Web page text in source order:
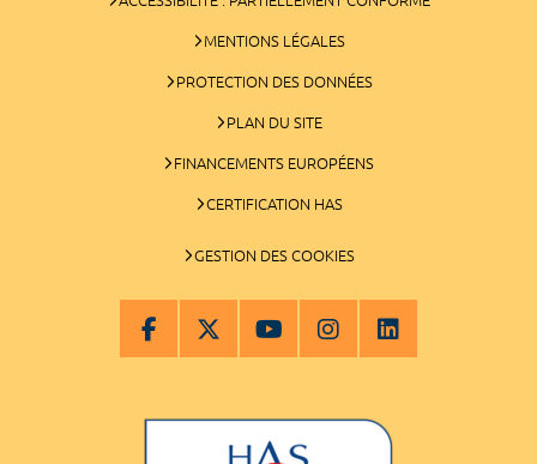
MENTIONS LÉGALES
PROTECTION DES DONNÉES
PLAN DU SITE
FINANCEMENTS EUROPÉENS
CERTIFICATION HAS
GESTION DES COOKIES